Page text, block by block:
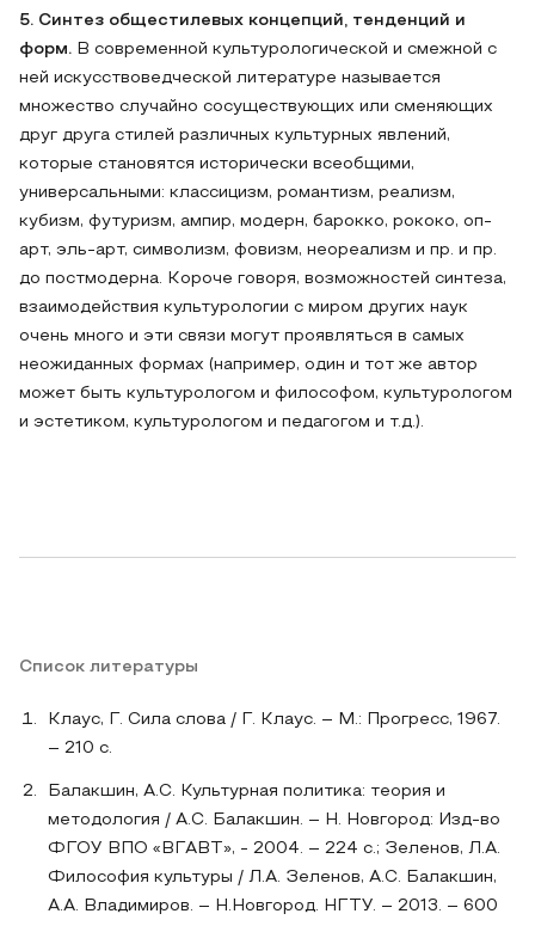
5. Синтез общестилевых концепций, тенденций и
форм. В современной культурологической и смежной с
ней искусствоведческой литературе называется
множество случайно сосуществующих или сменяющих
друг друга стилей различных культурных явлений,
которые становятся исторически всеобщими,
универсальными: классицизм, романтизм, реализм,
кубизм, футуризм, ампир, модерн, барокко, рококо, оп-
арт, эль-арт, символизм, фовизм, неореализм и пр. и пр.
до постмодерна. Короче говоря, возможностей синтеза,
взаимодействия культурологии с миром других наук
очень много и эти связи могут проявляться в самых
неожиданных формах (например, один и тот же автор
может быть культурологом и философом, культурологом
и эстетиком, культурологом и педагогом и т.д.).
Список литературы
Клаус, Г. Сила слова / Г. Клаус. – М.: Прогресс, 1967.
– 210 с.
Балакшин, А.С. Культурная политика: теория и
методология / А.С. Балакшин. – Н. Новгород: Изд-во
ФГОУ ВПО «ВГАВТ», - 2004. – 224 с.; Зеленов, Л.А.
Философия культуры / Л.А. Зеленов, А.С. Балакшин,
А.А. Владимиров. – Н.Новгород. НГТУ. – 2013. – 600